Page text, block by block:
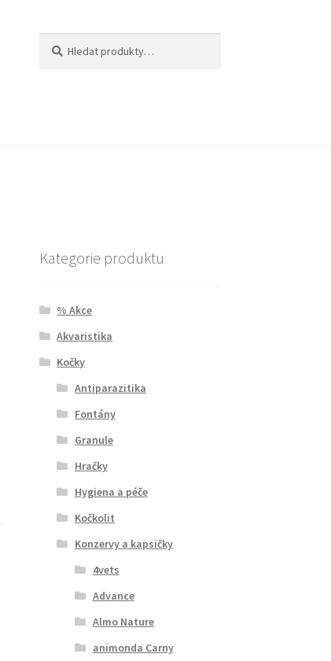
Kategorie produktu
% Akce
Akvaristika
Kočky
Antiparazitika
Fontány
Granule
Hračky
Hygiena a péče
Kočkolit
Konzervy a kapsičky
4vets
Advance
Almo Nature
animonda Carny